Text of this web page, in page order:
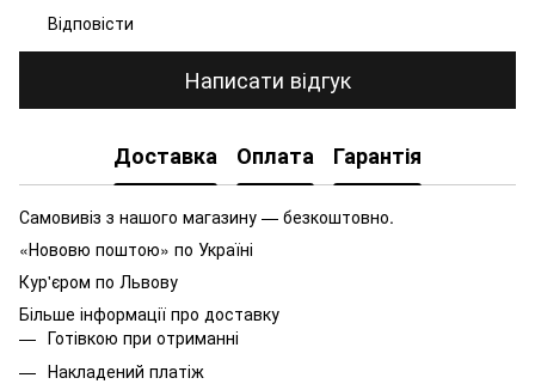
Відповісти
Написати відгук
Доставка Оплата Гарантія
Самовивіз з нашого магазину — безкоштовно.
«Нововю поштою» по Україні
Кур'єром по Львову
Більше інформації про доставку
Готівкою при отриманні
Накладений платіж